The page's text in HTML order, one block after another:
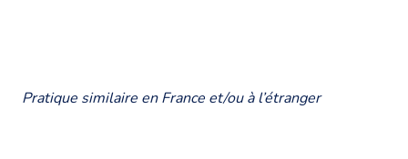
Pratique similaire en France et/ou à l’étranger